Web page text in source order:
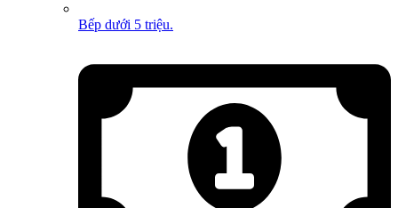
Bếp dưới 5 triệu.